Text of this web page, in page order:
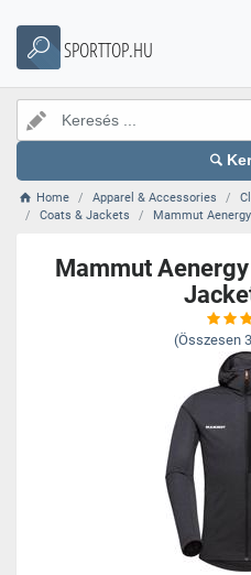
SPORTTOP.HU
Home Apparel & Accessories
Coats & Jackets
Mammut
Mammut
(Összesen 3